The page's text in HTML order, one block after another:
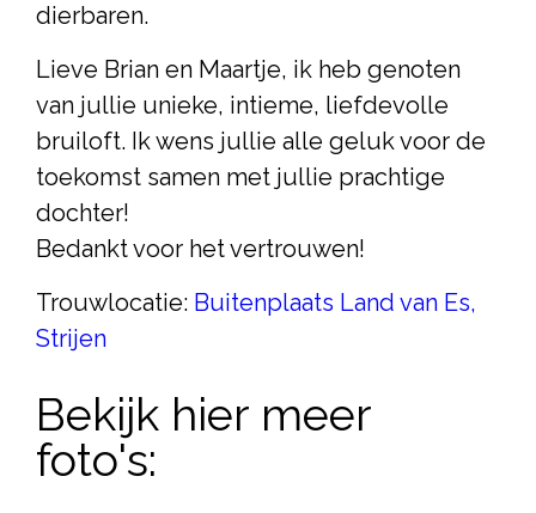
dierbaren.
Lieve Brian en Maartje, ik heb genoten
van jullie unieke, intieme, liefdevolle
bruiloft. Ik wens jullie alle geluk voor de
toekomst samen met jullie prachtige
dochter!
Bedankt voor het vertrouwen!
Trouwlocatie: Buitenplaats Land van Es,
Strijen
Bekijk hier meer
foto's: